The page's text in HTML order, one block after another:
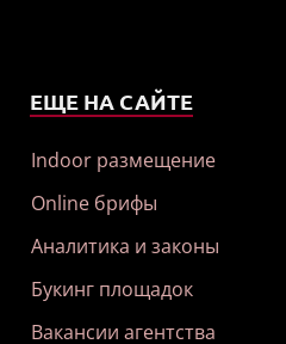
ЕЩЕ НА САЙТЕ
Indoor размещение
Online брифы
Аналитика и законы
Букинг площадок
Вакансии агентства